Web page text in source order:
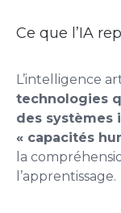
Ce que l’IA
L’intelligence
technologies
des systèmes
« capacités
la
l’apprentissage.